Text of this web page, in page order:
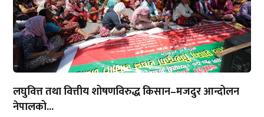
लघुवित्त तथा वित्तीय शोषणविरुद्ध किसान–मजदुर आन्दोलन
नेपालको...